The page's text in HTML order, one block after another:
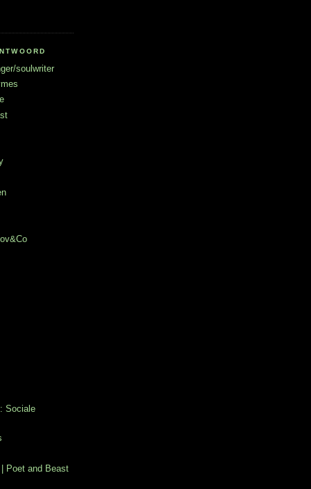
soulwriter
Sociale
Poet and Beast